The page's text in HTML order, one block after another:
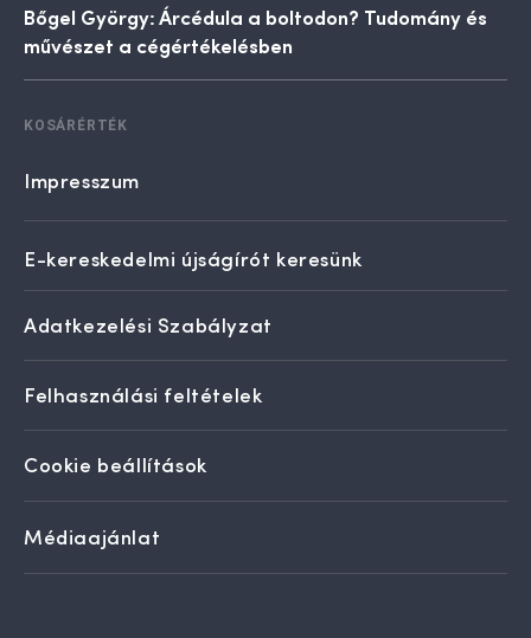
Bőgel György: Árcédula a boltodon? Tudomány és
művészet a cégértékelésben
KOSÁRÉRTÉK
Impresszum
E-kereskedelmi újságírót keresünk
Adatkezelési Szabályzat
Felhasználási feltételek
Cookie beállítások
Médiaajánlat